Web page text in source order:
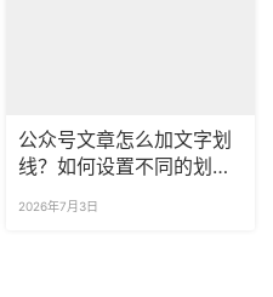
公众号文章怎么加文字划
线？如何设置不同的划线
2026年7月3日